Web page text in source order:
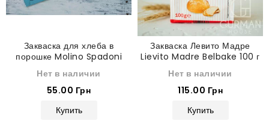
Закваска для хлеба в
порошке Molino Spadoni
Нет в наличии
55.00 Грн
Купить
Закваска Левито Мадре
Lievito Madre Belbake 100 г
Нет в наличии
115.00 Грн
Купить